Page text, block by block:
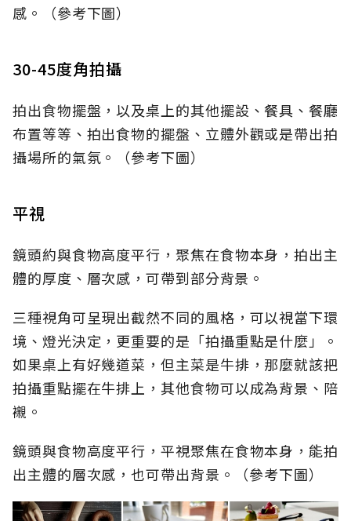
感。（參考下圖）
30-45度角拍攝
拍出食物擺盤，以及桌上的其他擺設、餐具、餐廳
布置等等、拍出食物的擺盤、立體外觀或是帶出拍
攝場所的氣氛。（參考下圖）
平視
鏡頭約與食物高度平行，聚焦在食物本身，拍出主
體的厚度、層次感，可帶到部分背景。
三種視角可呈現出截然不同的風格，可以視當下環
境、燈光決定，更重要的是「拍攝重點是什麼」。
如果桌上有好幾道菜，但主菜是牛排，那麼就該把
拍攝重點擺在牛排上，其他食物可以成為背景、陪
襯。
鏡頭與食物高度平行，平視聚焦在食物本身，能拍
出主體的層次感，也可帶出背景。（參考下圖）